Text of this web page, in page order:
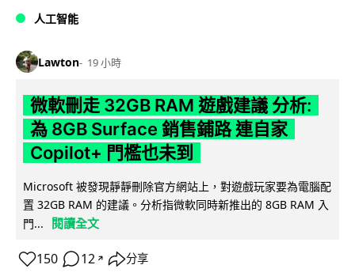
人工智能
Lawton 19 小時
微軟刪走 32GB RAM 遊戲建議 分析:
為 8GB Surface 銷售鋪路 連自家
Copilot+ 門檻也未到
Microsoft 被發現靜靜刪除官方網站上，對遊戲玩家要為電腦配
置 32GB RAM 的建議。分析指微軟同時新推出的 8GB RAM 入
門...
閱讀全文
150 12 ↗ 分享